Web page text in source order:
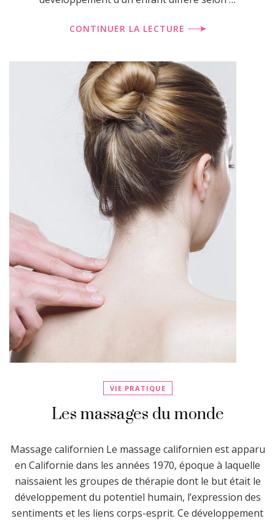
CONTINUER LA LECTURE
VIE PRATIQUE
Les massages du monde
Massage californien Le massage californien est apparu
en Californie dans les années 1970, époque à laquelle
naissaient les groupes de thérapie dont le but était le
développement du potentiel humain, l’expression des
sentiments et les liens corps-esprit. Ce développement